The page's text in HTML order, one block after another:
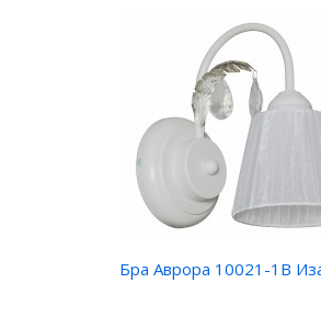
Бра Аврора 10021-1B